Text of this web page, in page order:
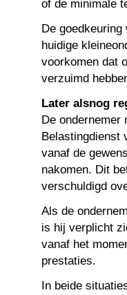
of de minimale
De
huidige
voorkomen dat
verzuimd
Later alsnog
De ondernemer
Belastingdienst
vanaf de
nakomen. Dit
verschuldigd
Als de
is hij verplicht
vanaf het
prestaties.
In beide